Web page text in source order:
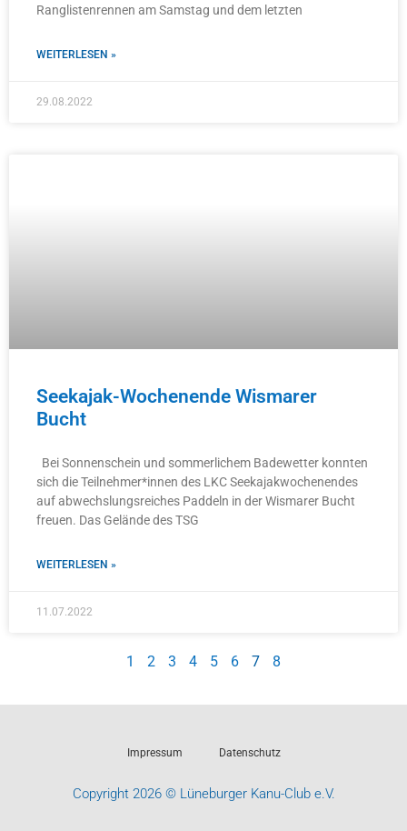
Ranglistenrennen am Samstag und dem letzten
WEITERLESEN »
29.08.2022
Seekajak-Wochenende Wismarer
Bucht
Bei Sonnenschein und sommerlichem Badewetter konnten
sich die Teilnehmer*innen des LKC Seekajakwochenendes
auf abwechslungsreiches Paddeln in der Wismarer Bucht
freuen. Das Gelände des TSG
WEITERLESEN »
11.07.2022
1 2 3 4 5 6 7 8
Impressum Datenschutz
Copyright 2026 © Lüneburger Kanu-Club e.V.